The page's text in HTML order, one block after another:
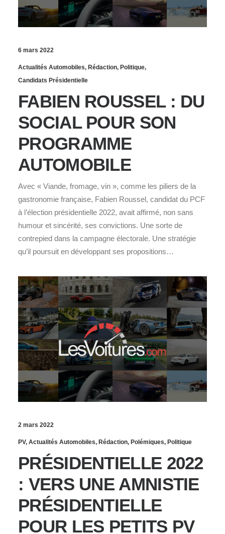
6 mars 2022
Actualités Automobiles, Rédaction, Politique,
Candidats Présidentielle
FABIEN ROUSSEL : DU
SOCIAL POUR SON
PROGRAMME
AUTOMOBILE
Avec « Viande, fromage, vin », comme les piliers de la
gastronomie française, Fabien Roussel, candidat du PCF
à l’élection présidentielle 2022, avait affirmé, non sans
humour et sincérité, ses convictions. Une sorte de
contrepied dans la campagne électorale. Une stratégie
qu’il poursuit en développant ses propositions…
2 mars 2022
PV, Actualités Automobiles, Rédaction, Polémiques, Politique
PRÉSIDENTIELLE 2022
: VERS UNE AMNISTIE
PRÉSIDENTIELLE
POUR LES PETITS PV